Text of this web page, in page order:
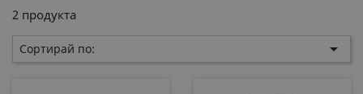
2 продукта
Сортирай по: 